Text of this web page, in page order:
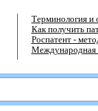
Терминология и
Как получить
Роспатент -
Международная